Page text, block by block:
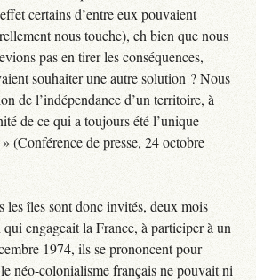
certains d’entre eux pouvaient
nous touche), eh bien que nous
pas en tirer les conséquences,
souhaiter une autre solution ? Nous
de l’indépendance d’un territoire, à
de ce qui a toujours été l’unique
(Conférence de presse, 24 octobre
les îles sont donc invités, deux mois
engageait la France, à participer à un
1974, ils se prononcent pour
néo-colonialisme français ne pouvait ni